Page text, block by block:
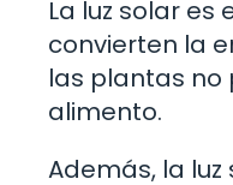
La luz solar
convierten la
las plantas no
alimento.
Además, la